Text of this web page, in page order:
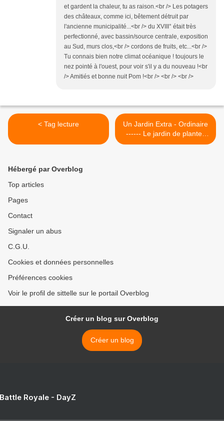
et gardent la chaleur, tu as raison.<br /> Les potagers
des châteaux, comme ici, bêtement détruit par
l'ancienne municipalité...<br /> du XVIII° était très
perfectionné, avec bassin/source centrale, exposition
au Sud, murs clos,<br /> cordons de fruits, etc...<br />
Tu connais bien notre climat océanique ! toujours le
nez pointé à l'ouest, pour voir s'il y a du nouveau !<br
/> Amitiés et bonne nuit Pom !<br /> <br /> <br />
< Tag lecture
Un Jardin Extra - Ordinaire
------ Le jardin de plantes
anticancéreuses >
Hébergé par Overblog
Top articles
Pages
Contact
Signaler un abus
C.G.U.
Cookies et données personnelles
Préférences cookies
Voir le profil de sittelle sur le portail Overblog
Créer un blog sur Overblog
Créer un blog
Royale - DayZ